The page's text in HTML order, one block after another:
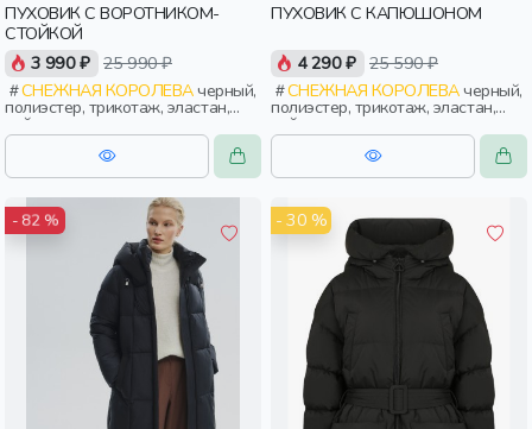
ПУХОВИК С ВОРОТНИКОМ-
СТОЙКОЙ
3 990 ₽ 25 990 ₽
СНЕЖНАЯ КОРОЛЕВАчерный,
полиэстер, трикотаж, эластан,
нейлон, зима, осень, россия,
прямые, застежка, утепленные,
прорези, карман, воротник,
объемные, воротник-стойка,
ПУХОВИК С КАПЮШОНОМ
4 290 ₽ 25 590 ₽
СНЕЖНАЯ КОРОЛЕВАчерный,
полиэстер, трикотаж, эластан,
нейлон, зима, осень, россия,
широкие, прямые, капюшон,
застежка, утепленные, карман,
объемные, женщины, взрослые
- 82 % - 30 %